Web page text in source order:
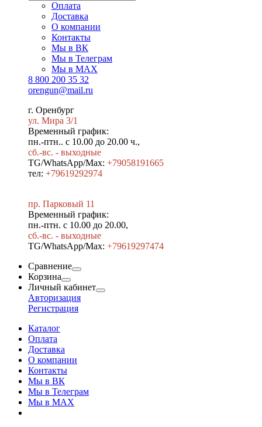
Оплата
Доставка
О компании
Контакты
Мы в ВК
Мы в Телеграм
Мы в МAX
8 800 200 35 32
orengun@mail.ru
г. Оренбург
ул. Мира 3/1
Временный график:
пн.-птн.. с 10.00 до 20.00 ч.,
сб.-вс. - выходные
TG/WhatsApp/Max: +79058191665
тел: +79619292974
пр. Парковый 11
Временный график:
пн.-птн. с 10.00 до 20.00,
сб.-вс. - выходные
TG/WhatsApp/Max: +79619297474
Сравнение
Корзина
Личный кабинет
Авторизация
Регистрация
Каталог
Оплата
Доставка
О компании
Контакты
Мы в ВК
Мы в Телеграм
Мы в МAX